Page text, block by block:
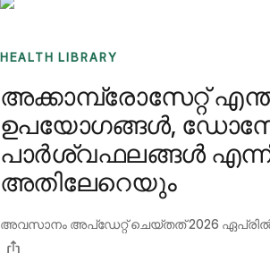
HEALTH LIBRARY
അക്കാമ്പ്രോസേറ്റ്
ഉപയോഗങ്ങൾ,
പാർശ്വഫലങ്ങൾ
അതിലേറെയും
അവസാനം അപ്ഡേറ്റ് ചെയ്തത്2026